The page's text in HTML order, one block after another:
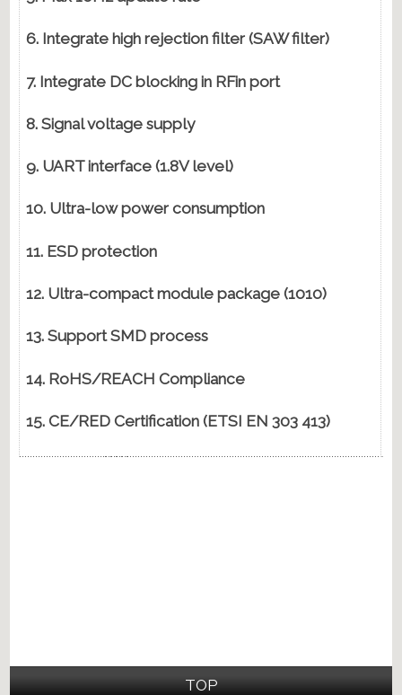
6. Integrate high rejection filter (SAW filter)
7. Integrate DC blocking in RFin port
8. Signal voltage supply
9. UART interface (1.8V level)
10. Ultra-low power consumption
11. ESD protection
12. Ultra-compact module package (1010)
13. Support SMD process
14. RoHS/REACH Compliance
15. CE/RED Certification (ETSI EN 303 413)
TOP